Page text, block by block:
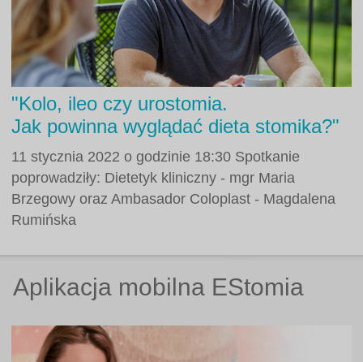
"Kolo, ileo czy urostomia.
Jak powinna wyglądać dieta stomika?"
11 stycznia 2022 o godzinie 18:30 Spotkanie
poprowadziły: Dietetyk kliniczny - mgr Maria
Brzegowy oraz Ambasador Coloplast - Magdalena
Rumińska
Aplikacja mobilna EStomia